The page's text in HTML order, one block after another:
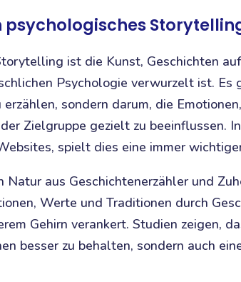
psychologisches
ist die Kunst, Geschichten
Psychologie verwurzelt ist. Es
erzählen, sondern darum, die
Zielgruppe gezielt zu beeinflussen.
spielt dies eine immer
Natur aus Geschichtenerzähler und
Werte und Traditionen durch
Gehirn verankert. Studien zeigen,
besser zu behalten, sondern auch